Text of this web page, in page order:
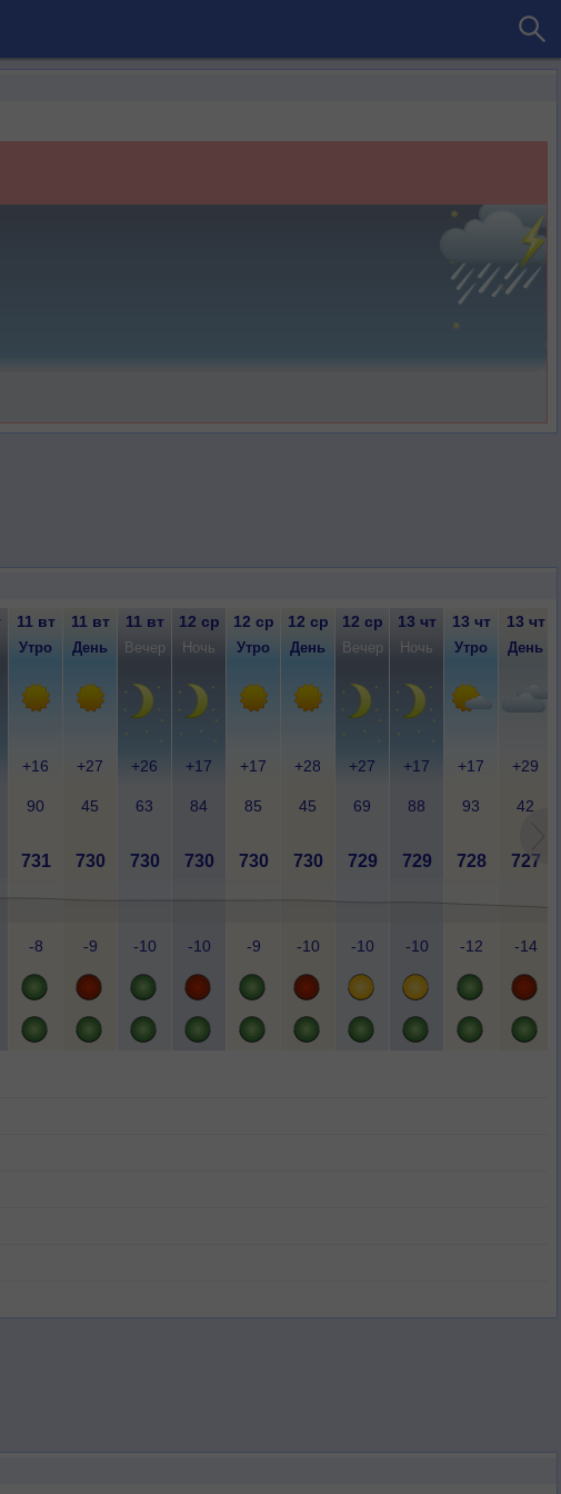
11 вт 11 вт 11 вт 12 ср 12 ср 12 ср 12 ср 13 чт 13 чт 13 чт
Утро День Вечер Ночь Утро День Вечер Ночь Утро День
+16 +27 +26 +17 +17 +28 +27 +17 +17 +29
90 45 63 84 85 45 69 88 93 42
731 730 730 730 730 730 729 729 728 727
-8 -9 -10 -10 -9 -10 -10 -10 -12 -14